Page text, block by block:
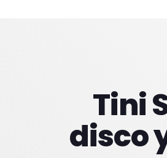
Tini
disco